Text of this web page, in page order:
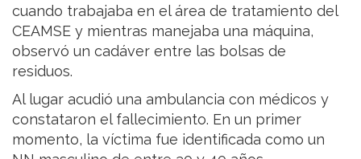
cuando trabajaba en el área de tratamiento del
CEAMSE y mientras manejaba una máquina,
observó un cadáver entre las bolsas de
residuos.
Al lugar acudió una ambulancia con médicos y
constataron el fallecimiento. En un primer
momento, la víctima fue identificada como un